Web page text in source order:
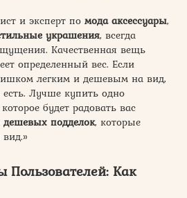
и эксперт по мода аксессуары,
украшения, всегда
Качественная вещь
определенный вес. Если
легким и дешевым на вид,
есть. Лучше купить одно
будет радовать вас
дешевых подделок, которые
Как